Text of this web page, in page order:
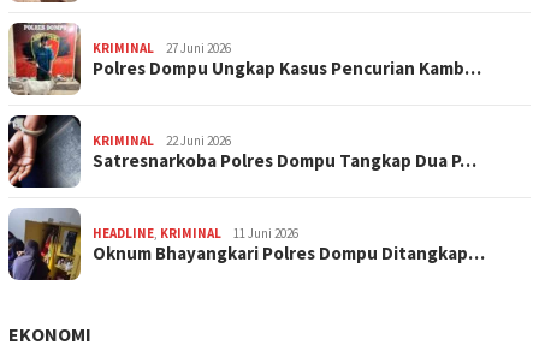
KRIMINAL 27 Juni 2026
Polres Dompu Ungkap Kasus Pencurian Kamb…
KRIMINAL 22 Juni 2026
Satresnarkoba Polres Dompu Tangkap Dua P…
HEADLINE, KRIMINAL 11 Juni 2026
Oknum Bhayangkari Polres Dompu Ditangkap…
EKONOMI